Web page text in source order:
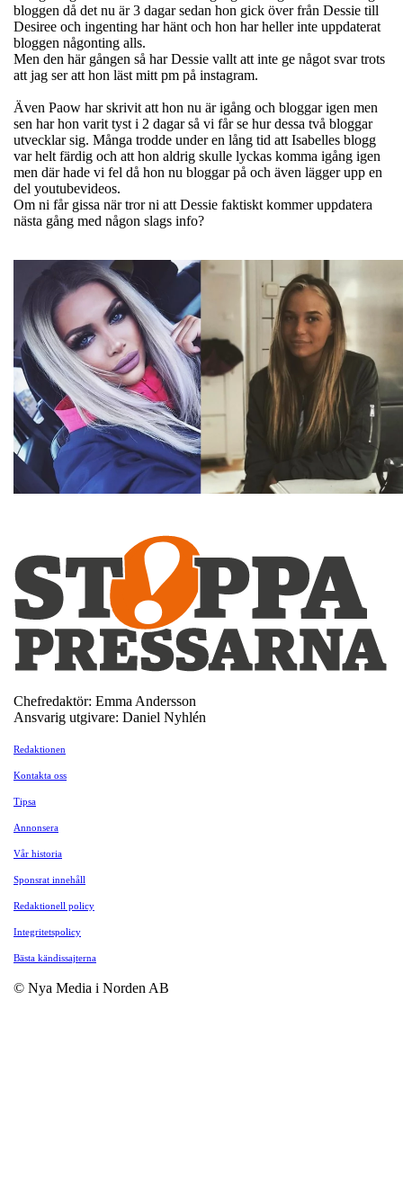
bloggen då det nu är 3 dagar sedan hon gick över från Dessie till
Desiree och ingenting har hänt och hon har heller inte uppdaterat
bloggen någonting alls.
Men den här gången så har Dessie vallt att inte ge något svar trots
att jag ser att hon läst mitt pm på instagram.
Även Paow har skrivit att hon nu är igång och bloggar igen men
sen har hon varit tyst i 2 dagar så vi får se hur dessa två bloggar
utvecklar sig. Många trodde under en lång tid att Isabelles blogg
var helt färdig och att hon aldrig skulle lyckas komma igång igen
men där hade vi fel då hon nu bloggar på och även lägger upp en
del youtubevideos.
Om ni får gissa när tror ni att Dessie faktiskt kommer uppdatera
nästa gång med någon slags info?
Chefredaktör: Emma Andersson
Ansvarig utgivare: Daniel Nyhlén
Redaktionen
Kontakta oss
Tipsa
Annonsera
Vår historia
Sponsrat innehåll
Redaktionell policy
Integritetspolicy
Bästa kändissajterna
© Nya Media i Norden AB